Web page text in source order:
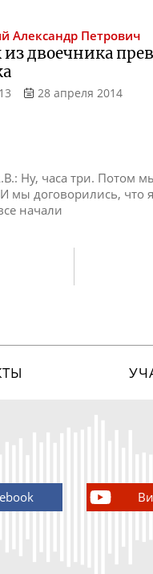
Александр Петрович
двоечника
28 апреля 2014
Ну, часа три. Потом
И мы договорились, что
начали